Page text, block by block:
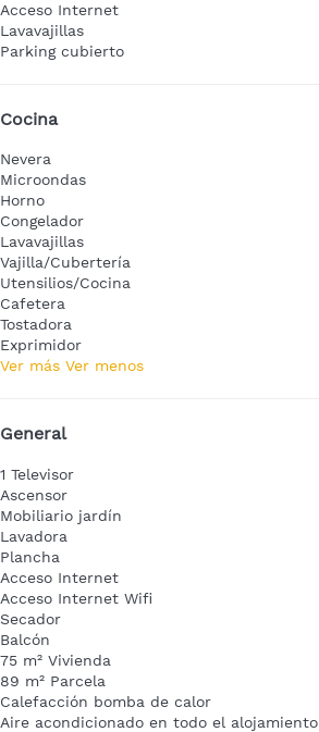
Acceso Internet
Lavavajillas
Parking cubierto
Cocina
Nevera
Microondas
Horno
Congelador
Lavavajillas
Vajilla/Cubertería
Utensilios/Cocina
Cafetera
Tostadora
Exprimidor
Ver más Ver menos
General
1 Televisor
Ascensor
Mobiliario jardín
Lavadora
Plancha
Acceso Internet
Acceso Internet Wifi
Secador
Balcón
75 m² Vivienda
89 m² Parcela
Calefacción bomba de calor
Aire acondicionado en todo el alojamiento